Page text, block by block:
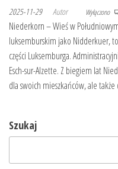
2025-11-29 Autor Wyłączono
Niederkorn – Wieś w
luksemburskim jako Nidderkuer,
części Luksemburga.
Esch-sur-Alzette. Z biegiem lat
dla swoich mieszkańców, ale
Szukaj